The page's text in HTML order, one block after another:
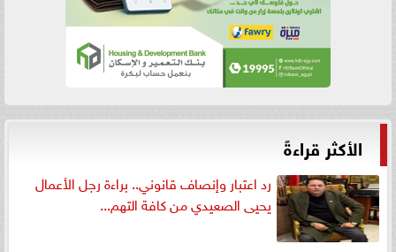
الأكثر قراءةً
رد اعتبار وإنصاف قانوني.. براءة رجل الأعمال
يحيى الصعيدي من كافة التهم...